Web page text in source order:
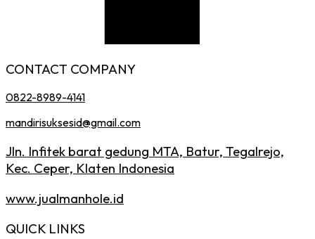
CONTACT COMPANY
0822-8989-4141
mandirisuksesid@gmail.com
Jln. Infitek barat gedung MTA, Batur, Tegalrejo,
Kec. Ceper, Klaten Indonesia
www.jualmanhole.id
QUICK LINKS